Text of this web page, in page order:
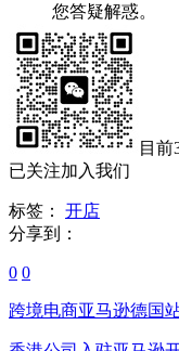
您答疑解惑。
目前
已关注加入我们
标签：
开店
分享到：
0 0
跨境电商亚马逊德国